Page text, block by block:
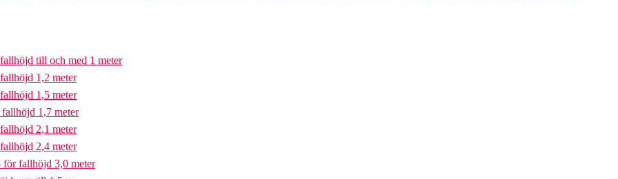
till och med 1 meter
1,2 meter
1,5 meter
1,7 meter
2,1 meter
2,4 meter
för fallhöjd 3,0 meter